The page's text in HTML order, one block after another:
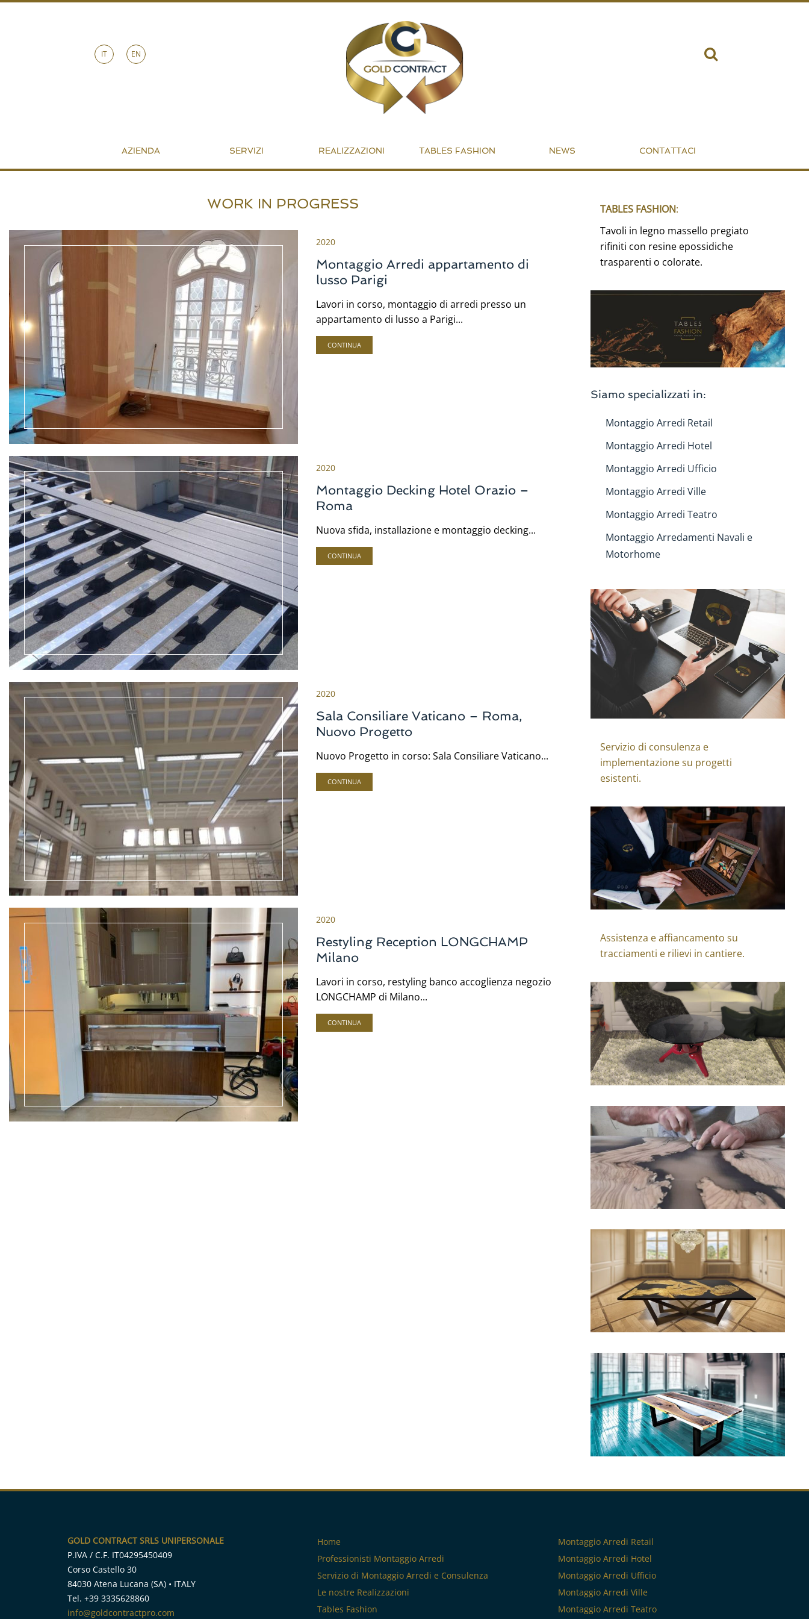
IT EN
AZIENDA SERVIZI REALIZZAZIONI TABLES FASHION NEWS CONTATTACI
WORK IN PROGRESS
2020
Montaggio Arredi appartamento di
lusso Parigi
Lavori in corso, montaggio di arredi presso un
appartamento di lusso a Parigi...
CONTINUA
2020
Montaggio Decking Hotel Orazio –
Roma
Nuova sfida, installazione e montaggio decking...
CONTINUA
2020
Sala Consiliare Vaticano – Roma,
Nuovo Progetto
Nuovo Progetto in corso: Sala Consiliare Vaticano...
CONTINUA
2020
Restyling Reception LONGCHAMP
Milano
Lavori in corso, restyling banco accoglienza negozio
LONGCHAMP di Milano...
CONTINUA
TABLES FASHION:
Tavoli in legno massello pregiato
rifiniti con resine epossidiche
trasparenti o colorate.
Siamo specializzati in:
Montaggio Arredi Retail
Montaggio Arredi Hotel
Montaggio Arredi Ufficio
Montaggio Arredi Ville
Montaggio Arredi Teatro
Montaggio Arredamenti Navali e
Motorhome
Servizio di consulenza e
implementazione su progetti
esistenti.
Assistenza e affiancamento su
tracciamenti e rilievi in cantiere.
GOLD CONTRACT SRLS UNIPERSONALE
P.IVA / C.F. IT04295450409
Corso Castello 30
84030 Atena Lucana (SA) • ITALY
Tel. +39 3335628860
info@goldcontractpro.com
Home
Professionisti Montaggio Arredi
Servizio di Montaggio Arredi e Consulenza
Le nostre Realizzazioni
Tables Fashion
Montaggio Arredi Retail
Montaggio Arredi Hotel
Montaggio Arredi Ufficio
Montaggio Arredi Ville
Montaggio Arredi Teatro